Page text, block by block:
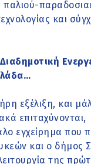
και
εξέλιξη, και
επιταχύνονται,
εγχείρημα που
και ο δήμος
της